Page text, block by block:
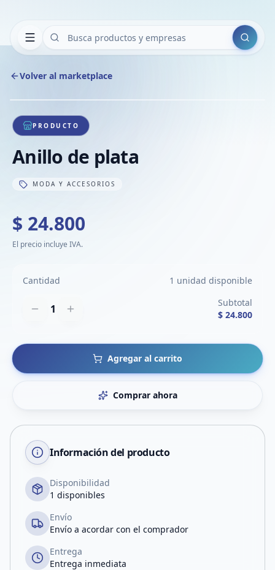
Buscar
Volver al marketplace
1/1
PRODUCTO
Anillo de plata
MODA Y ACCESORIOS
$ 24.800
El precio incluye IVA.
Cantidad 1 unidad disponible
1
Subtotal
$ 24.800
Agregar al carrito
Comprar ahora
Información del producto
Disponibilidad
1 disponibles
Envío
Envío a acordar con el comprador
Entrega
Entrega inmediata